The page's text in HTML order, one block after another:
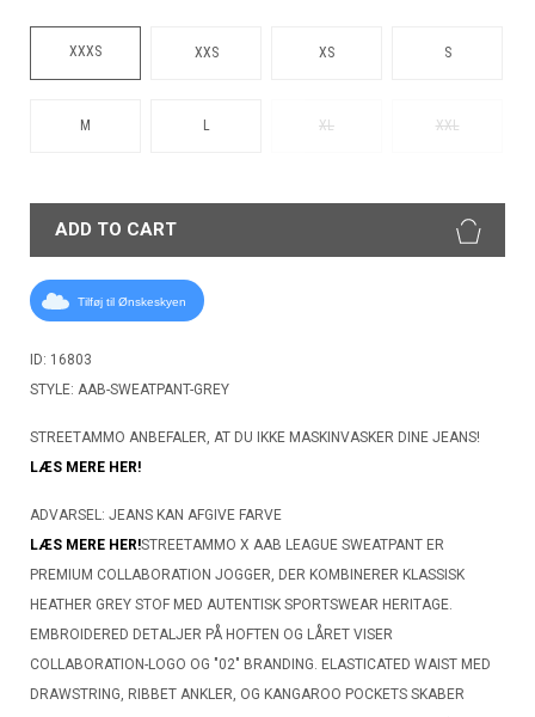
XXXS XXS XS S
M L XL XXL
ADD TO CART
Tilføj til Ønskeskyen
ID: 16803
STYLE: AAB-SWEATPANT-GREY
STREETAMMO ANBEFALER, AT DU IKKE MASKINVASKER DINE JEANS!
LÆS MERE HER!
ADVARSEL: JEANS KAN AFGIVE FARVE
LÆS MERE HER!STREETAMMO X AAB LEAGUE SWEATPANT ER
PREMIUM COLLABORATION JOGGER, DER KOMBINERER KLASSISK
HEATHER GREY STOF MED AUTENTISK SPORTSWEAR HERITAGE.
EMBROIDERED DETALJER PÅ HOFTEN OG LÅRET VISER
COLLABORATION-LOGO OG "02" BRANDING. ELASTICATED WAIST MED
DRAWSTRING, RIBBET ANKLER, OG KANGAROO POCKETS SKABER